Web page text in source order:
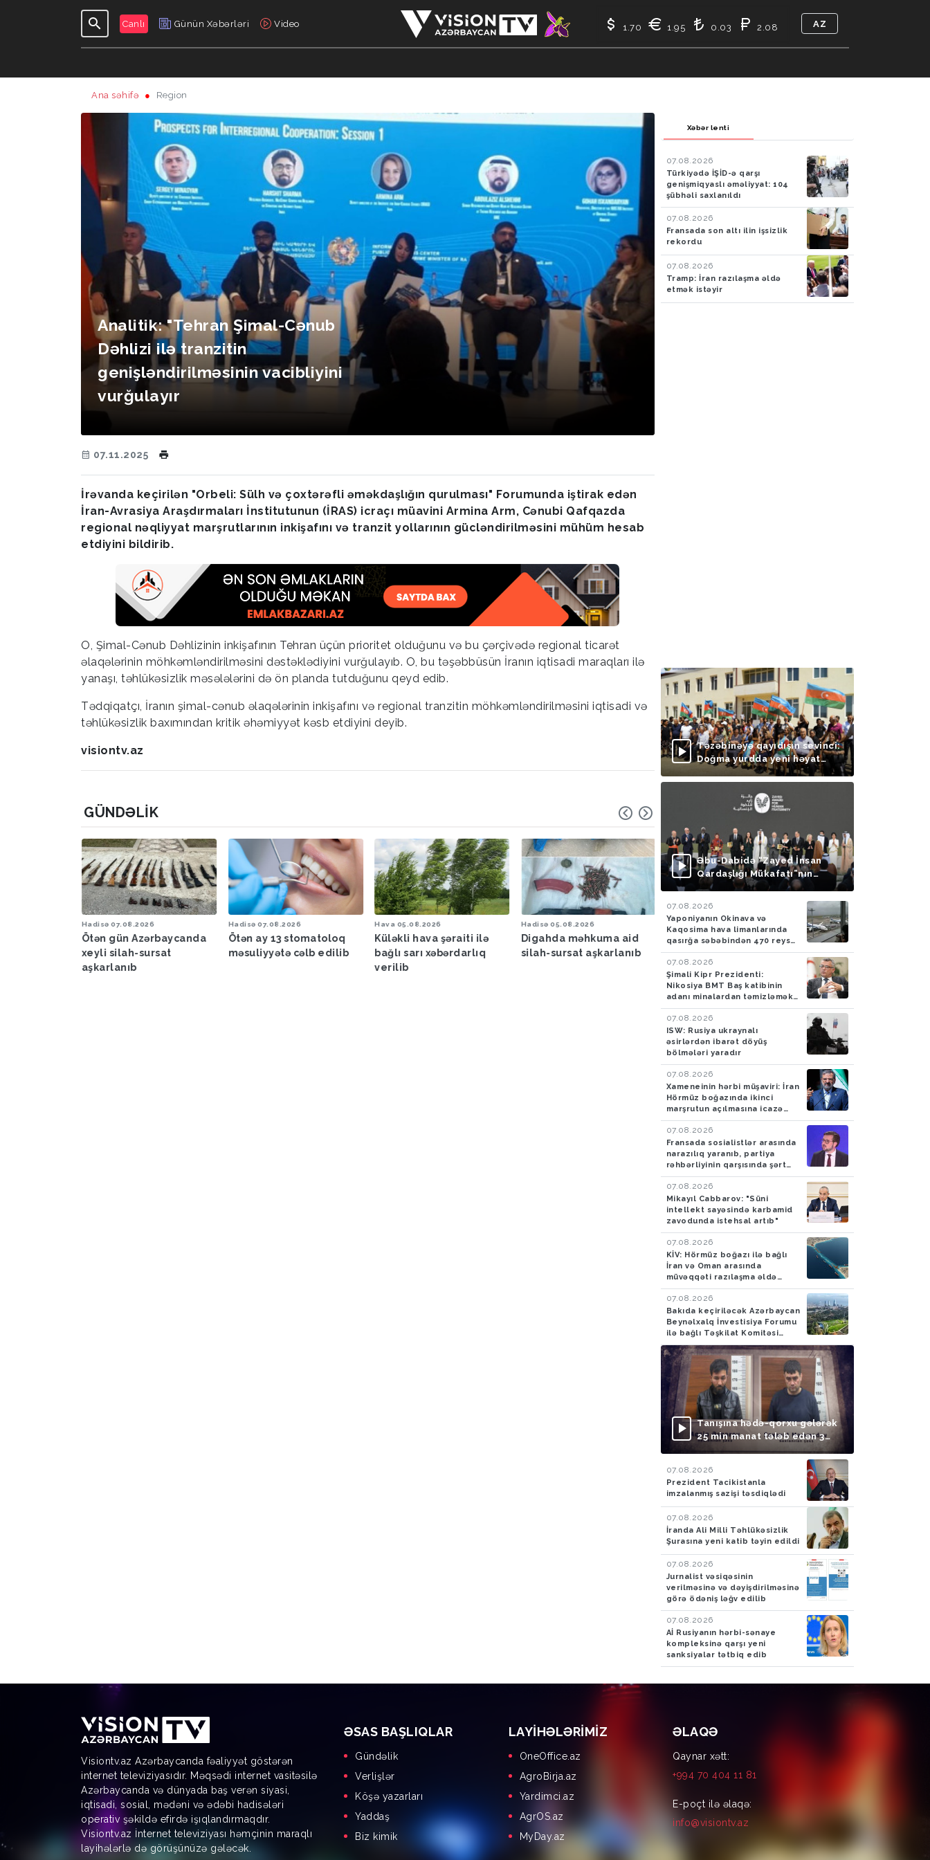
Canlı Günün Xəbərləri Video
GÜNDƏLIK
1.70 1.95 0.03 2.08 AZ
Ana səhifə Region
Analitik: "Tehran Şimal-Cənub
Dəhlizi ilə tranzitin
genişləndirilməsinin vacibliyini
vurğulayır
07.11.2025
İrəvanda keçirilən "Orbeli: Sülh və çoxtərəfli əməkdaşlığın qurulması" Forumunda iştirak edən
İran-Avrasiya Araşdırmaları İnstitutunun (İRAS) icraçı müavini Armina Arm, Cənubi Qafqazda
regional nəqliyyat marşrutlarının inkişafını və tranzit yollarının gücləndirilməsini mühüm hesab
etdiyini bildirib.
O, Şimal-Cənub Dəhlizinin inkişafının Tehran üçün prioritet olduğunu və bu çərçivədə regional ticarət
əlaqələrinin möhkəmləndirilməsini dəstəklədiyini vurğulayıb. O, bu təşəbbüsün İranın iqtisadi maraqları ilə
yanaşı, təhlükəsizlik məsələlərini də ön planda tutduğunu qeyd edib.
Tədqiqatçı, İranın şimal-cənub əlaqələrinin inkişafını və regional tranzitin möhkəmləndirilməsini iqtisadi və
təhlükəsizlik baxımından kritik əhəmiyyət kəsb etdiyini deyib.
visiontv.az
GÜNDƏLIK
Hadisə 07.08.2026
Ötən gün Azərbaycanda
xeyli silah-sursat
aşkarlanıb
Hadisə 07.08.2026
Ötən ay 13 stomatoloq
məsuliyyətə cəlb edilib
Hava 05.08.2026
Küləkli hava şəraiti ilə
bağlı sarı xəbərdarlıq
verilib
Hadisə 05.08.2026
Digahda məhkuma aid
silah-sursat aşkarlanıb
Hava 05.08.2026
Bakıya yağış yağacaq
Hadisə 05.08.2026
Azərbaycan
İrandan Britaniyaya
aparan maşında 4,5
tiryək aşkarlayıblar-
FOTO
Xəbər lenti
07.08.2026
Türkiyədə İŞİD-ə qarşı
genişmiqyaslı əməliyyat: 104
şübhəli saxlanıldı
07.08.2026
Fransada son altı ilin işsizlik
rekordu
07.08.2026
Tramp: İran razılaşma əldə
etmək istəyir
Təzəbinəyə qayıdışın sevinci:
Doğma yurdda yeni həyat
başlayır
Əbu-Dabidə “Zayed İnsan
Qardaşlığı Mükafatı”nın
təqdimolunma mərasimi
07.08.2026
Yaponiyanın Okinava və
Kaqosima hava limanlarında
qasırğa səbəbindən 470 reys
ləğv edilib
07.08.2026
Şimali Kipr Prezidenti:
Nikosiya BMT Baş katibinin
adanı minalardan təmizləmək
təklifini rədd edib
07.08.2026
ISW: Rusiya ukraynalı
əsirlərdən ibarət döyüş
bölmələri yaradır
07.08.2026
Xameneinin hərbi müşaviri: İran
Hörmüz boğazında ikinci
marşrutun açılmasına icazə
verməyəcək
07.08.2026
Fransada sosialistlər arasında
narazılıq yaranıb, partiya
rəhbərliyinin qarşısında şərt
qoyulub
07.08.2026
Mikayıl Cabbarov: "Süni
intellekt sayəsində karbamid
zavodunda istehsal artıb"
07.08.2026
KİV: Hörmüz boğazı ilə bağlı
İran və Oman arasında
müvəqqəti razılaşma əldə
olunub
07.08.2026
Bakıda keçiriləcək Azərbaycan
Beynəlxalq İnvestisiya Forumu
ilə bağlı Təşkilat Komitəsi
yaradılıb
Tanışına hədə-qorxu gələrək
25 min manat tələb edən 3
nəfər saxlanılıb
07.08.2026
Prezident Tacikistanla
imzalanmış sazişi təsdiqlədi
07.08.2026
İranda Ali Milli Təhlükəsizlik
Şurasına yeni katib təyin edildi
07.08.2026
Jurnalist vəsiqəsinin
verilməsinə və dəyişdirilməsinə
görə ödəniş ləğv edilib
07.08.2026
Aİ Rusiyanın hərbi-sənaye
kompleksinə qarşı yeni
sanksiyalar tətbiq edib
Visiontv.az Azərbaycanda fəaliyyət göstərən
internet televiziyasıdır. Məqsədi internet vasitəsilə
Azərbaycanda və dünyada baş verən siyasi,
iqtisadi, sosial, mədəni və ədəbi hadisələri
operativ şəkildə efirdə işıqlandırmaqdır.
Visiontv.az İnternet televiziyası həmçinin maraqlı
layihələrlə də görüşünüzə gələcək.
ƏSAS BAŞLIQLAR
Gündəlik
Verlişlər
Köşə yazarları
Yaddaş
Biz kimik
LAYIHƏLƏRIMIZ
OneOffice.az
AgroBirja.az
Yardimci.az
AgrOS.az
MyDay.az
ƏLAQƏ
Qaynar xətt:
+994 70 404 11 81
E-poçt ilə əlaqə:
info@visiontv.az